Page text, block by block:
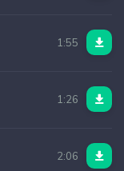
1:55
1:26
2:06